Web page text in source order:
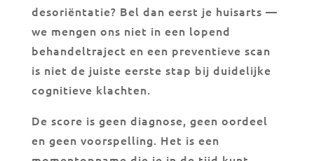
desoriëntatie? Bel dan eerst je huisarts —
we mengen ons niet in een lopend
behandeltraject en een preventieve scan
is niet de juiste eerste stap bij duidelijke
cognitieve klachten.
De score is geen diagnose, geen oordeel
en geen voorspelling. Het is een